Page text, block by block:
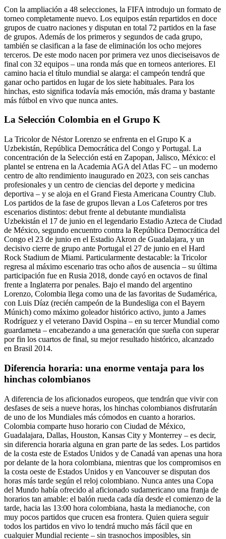
Con la ampliación a 48 selecciones, la FIFA introdujo un formato de
torneo completamente nuevo. Los equipos están repartidos en doce
grupos de cuatro naciones y disputan en total 72 partidos en la fase
de grupos. Además de los primeros y segundos de cada grupo,
también se clasifican a la fase de eliminación los ocho mejores
terceros. De este modo nacen por primera vez unos dieciseisavos de
final con 32 equipos – una ronda más que en torneos anteriores. El
camino hacia el título mundial se alarga: el campeón tendrá que
ganar ocho partidos en lugar de los siete habituales. Para los
hinchas, esto significa todavía más emoción, más drama y bastante
más fútbol en vivo que nunca antes.
La Selección Colombia en el Grupo K
La Tricolor de Néstor Lorenzo se enfrenta en el Grupo K a
Uzbekistán, República Democrática del Congo y Portugal. La
concentración de la Selección está en Zapopan, Jalisco, México: el
plantel se entrena en la Academia AGA del Atlas FC – un moderno
centro de alto rendimiento inaugurado en 2023, con seis canchas
profesionales y un centro de ciencias del deporte y medicina
deportiva – y se aloja en el Grand Fiesta Americana Country Club.
Los partidos de la fase de grupos llevan a Los Cafeteros por tres
escenarios distintos: debut frente al debutante mundialista
Uzbekistán el 17 de junio en el legendario Estadio Azteca de Ciudad
de México, segundo encuentro contra la República Democrática del
Congo el 23 de junio en el Estadio Akron de Guadalajara, y un
decisivo cierre de grupo ante Portugal el 27 de junio en el Hard
Rock Stadium de Miami. Particularmente destacable: la Tricolor
regresa al máximo escenario tras ocho años de ausencia – su última
participación fue en Rusia 2018, donde cayó en octavos de final
frente a Inglaterra por penales. Bajo el mando del argentino
Lorenzo, Colombia llega como una de las favoritas de Sudamérica,
con Luis Díaz (recién campeón de la Bundesliga con el Bayern
Múnich) como máximo goleador histórico activo, junto a James
Rodríguez y el veterano David Ospina – en su tercer Mundial como
guardameta – encabezando a una generación que sueña con superar
por fin los cuartos de final, su mejor resultado histórico, alcanzado
en Brasil 2014.
Diferencia horaria: una enorme ventaja para los
hinchas colombianos
A diferencia de los aficionados europeos, que tendrán que vivir con
desfases de seis a nueve horas, los hinchas colombianos disfrutarán
de uno de los Mundiales más cómodos en cuanto a horarios.
Colombia comparte huso horario con Ciudad de México,
Guadalajara, Dallas, Houston, Kansas City y Monterrey – es decir,
sin diferencia horaria alguna en gran parte de las sedes. Los partidos
de la costa este de Estados Unidos y de Canadá van apenas una hora
por delante de la hora colombiana, mientras que los compromisos en
la costa oeste de Estados Unidos y en Vancouver se disputan dos
horas más tarde según el reloj colombiano. Nunca antes una Copa
del Mundo había ofrecido al aficionado sudamericano una franja de
horarios tan amable: el balón rueda cada día desde el comienzo de la
tarde, hacia las 13:00 hora colombiana, hasta la medianoche, con
muy pocos partidos que crucen esa frontera. Quien quiera seguir
todos los partidos en vivo lo tendrá mucho más fácil que en
cualquier Mundial reciente – sin trasnochos imposibles, sin